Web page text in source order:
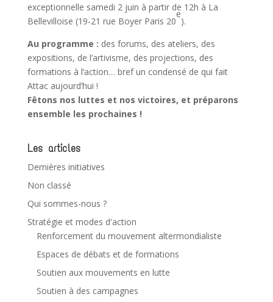
exceptionnelle samedi 2 juin à partir de 12h à La
Bellevilloise (19-21 rue Boyer Paris 20
e
).
Au programme : des forums, des ateliers, des
expositions, de l’artivisme, des projections, des
formations à l’action… bref un condensé de qui fait
Attac aujourd’hui !
Fêtons nos luttes et nos victoires, et préparons
ensemble les prochaines !
Les articles
Dernières initiatives
Non classé
Qui sommes-nous ?
Stratégie et modes d'action
Renforcement du mouvement altermondialiste
Espaces de débats et de formations
Soutien aux mouvements en lutte
Soutien à des campagnes